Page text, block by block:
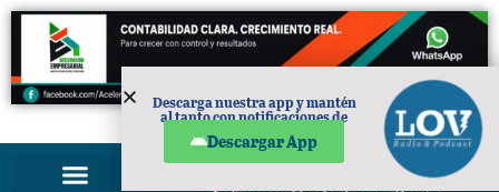
PUBLICIDAD
Descarga nuestra app y mantén
al tanto con notificaciones de
Descargar App